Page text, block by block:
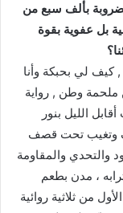
بألف سبع من
بل عفوية بقوة
كيف لي بحبكة وأنا
ملحمة وطن , رواية
الليل بنور
وتغيب تحت قصف
والتحدي والمقاومة
، مدن بطعم
من ثلاثية روائية